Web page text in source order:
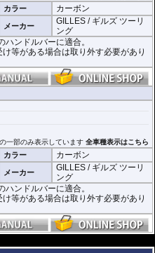
により形状、デザインが異なる場合
カラー カーボン
メーカー
GILLES / ギルズ ツーリ
ング
ンドルバーに適合。
等がある場合は取り外す必要があり
一部のみ表示しています全車種表示はこちら
カラー カーボン
メーカー
GILLES / ギルズ ツーリ
ング
ンドルバーに適合。
等がある場合は取り外す必要があり